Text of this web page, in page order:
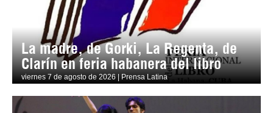
La madre, de Gorki, La Regenta, de
Clarín en feria habanera del libro
viernes 7 de agosto de 2026 | Prensa Latina